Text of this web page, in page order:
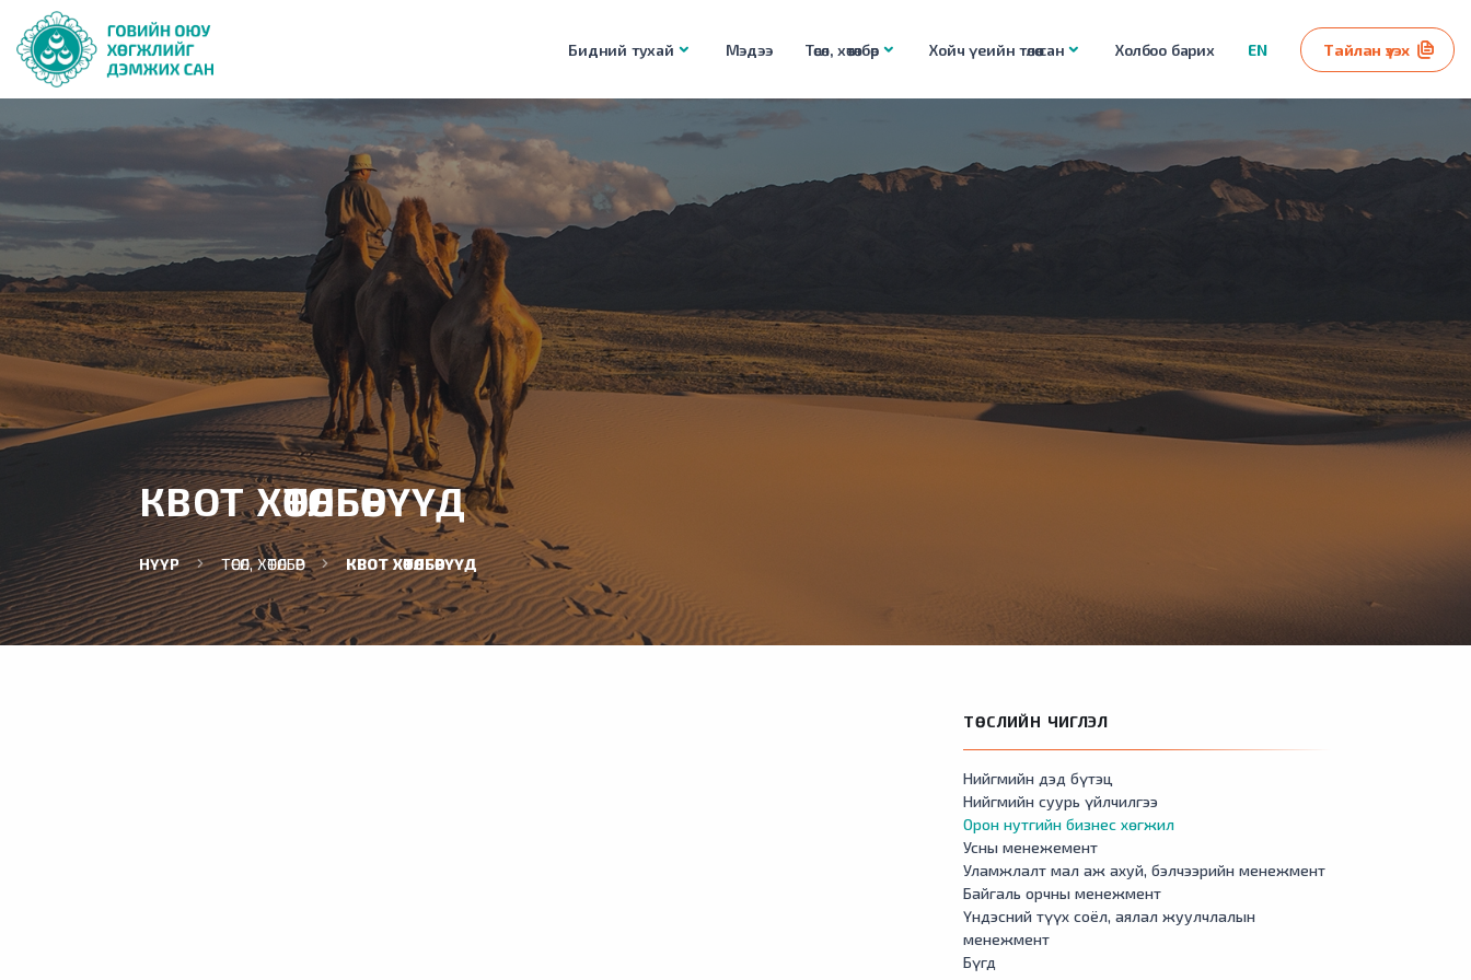
Бидний тухай Мэдээ Төсөл, хөтөлбөр Хойч үеийн төлөө сан Холбоо барих EN Тайлан үзэх
КВОТ ХӨТӨЛБӨРҮҮД
НҮҮР ТӨСӨЛ, ХӨТӨЛБӨР КВОТ ХӨТӨЛБӨРҮҮД
ТӨСЛИЙН ЧИГЛЭЛ
Нийгмийн дэд бүтэц
Нийгмийн суурь үйлчилгээ
Орон нутгийн бизнес хөгжил
Усны менежемент
Уламжлалт мал аж ахуй, бэлчээрийн менежмент
Байгаль орчны менежмент
Үндэсний түүх соёл, аялал жуулчлалын
менежмент
Бүгд